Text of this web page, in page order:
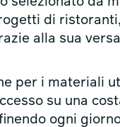
di
alla sua
per i materiali
su una
ogni